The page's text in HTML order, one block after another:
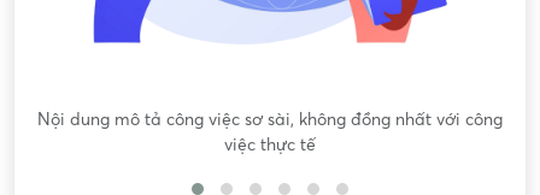
Nội dung mô tả công việc sơ sài, không đồng nhất với công
việc thực tế